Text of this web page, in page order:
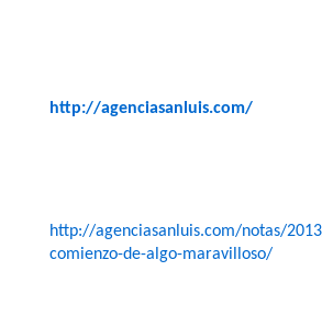
http://agenciasanluis.com/
http://agenciasanluis.com/notas/
comienzo-de-algo-maravilloso/